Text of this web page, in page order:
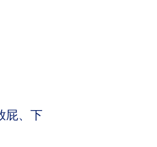
屁、下